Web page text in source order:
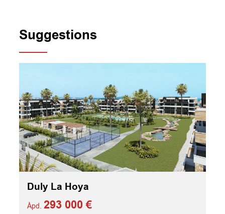
Suggestions
Duly La Hoya
Àpd.293 000 €